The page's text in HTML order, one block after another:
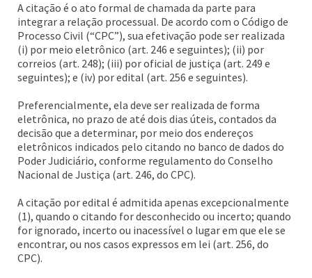
A citação é o ato formal de chamada da parte para
integrar a relação processual. De acordo com o Código de
Processo Civil (“CPC”), sua efetivação pode ser realizada
(i) por meio eletrônico (art. 246 e seguintes); (ii) por
correios (art. 248); (iii) por oficial de justiça (art. 249 e
seguintes); e (iv) por edital (art. 256 e seguintes).
Preferencialmente, ela deve ser realizada de forma
eletrônica, no prazo de até dois dias úteis, contados da
decisão que a determinar, por meio dos endereços
eletrônicos indicados pelo citando no banco de dados do
Poder Judiciário, conforme regulamento do Conselho
Nacional de Justiça (art. 246, do CPC).
A citação por edital é admitida apenas excepcionalmente
(1), quando o citando for desconhecido ou incerto; quando
for ignorado, incerto ou inacessível o lugar em que ele se
encontrar, ou nos casos expressos em lei (art. 256, do
CPC).